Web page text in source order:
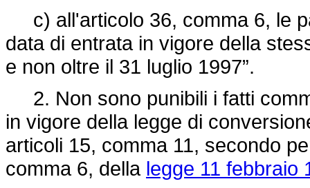
c) all'articolo 36, comma 6, le
data di entrata in vigore della
e non oltre il 31 luglio 1997”.
2. Non sono punibili i fatti
in vigore della legge di
articoli 15, comma 11, secondo
comma 6, della legge 11 febbraio